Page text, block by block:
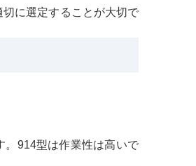
に選定することが大切で
。914型は作業性は高いで